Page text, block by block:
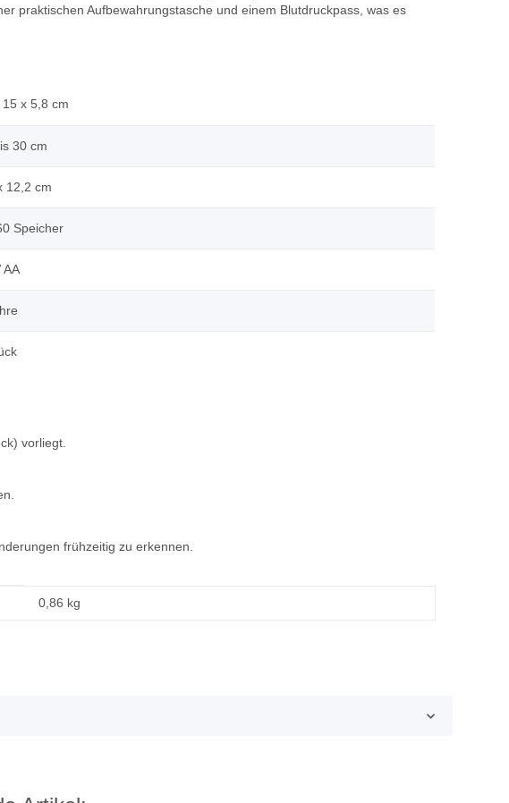
praktischen Aufbewahrungstasche und einem Blutdruckpass, was es
15 x 5,8 cm
30 cm
12,2 cm
Speicher
AA
vorliegt.
frühzeitig zu erkennen.
0,86 kg